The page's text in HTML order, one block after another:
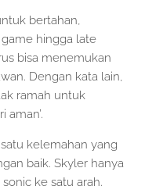
bertahan,
hingga late
bisa menemukan
Dengan kata lain,
ramah untuk
aman’.
kelemahan yang
baik. Skyler hanya
ke satu arah.